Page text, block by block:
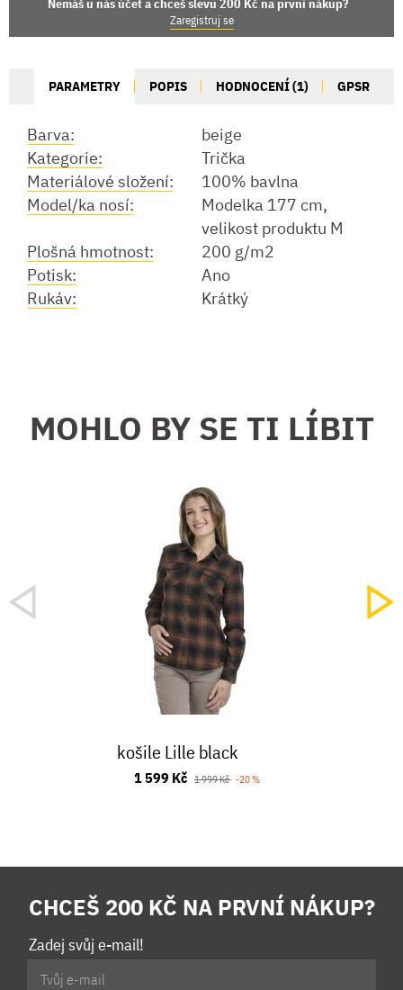
Nemáš u nás účet a chceš slevu 200 Kč na první nákup?
Zaregistruj se
PARAMETRY POPIS HODNOCENÍ (1) GPSR
Barva:
beige
Kategorie:
Trička
Materiálové složení:
100% bavlna
Model/ka nosí:
Modelka 177 cm,
velikost produktu M
Plošná hmotnost:
200 g/m2
Potisk:
Ano
Rukáv:
Krátký
MOHLO BY SE TI LÍBIT
košile Lille black
1 599 Kč 1 999 Kč -20 %
CHCEŠ 200 KČ NA PRVNÍ NÁKUP?
Zadej svůj e-mail!